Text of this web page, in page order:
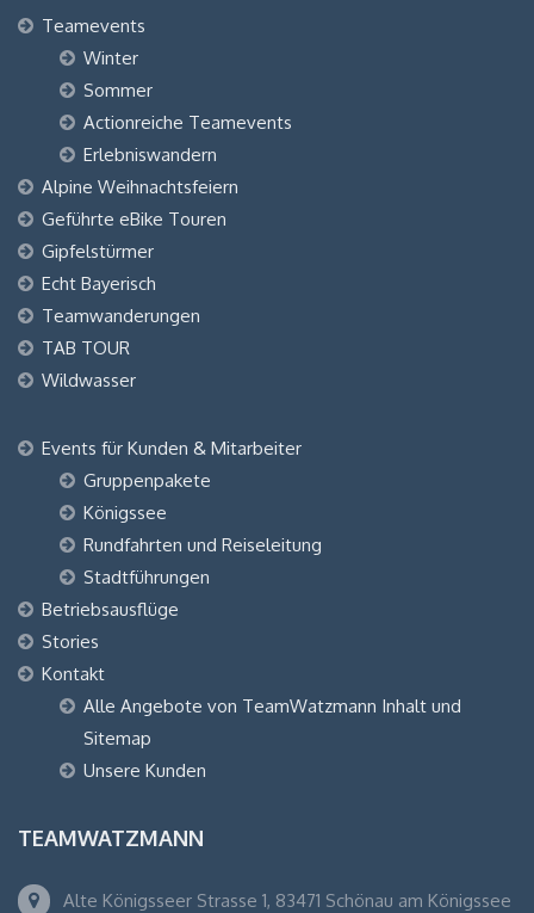
Teamevents
Winter
Sommer
Actionreiche Teamevents
Erlebniswandern
Alpine Weihnachtsfeiern
Geführte eBike Touren
Gipfelstürmer
Echt Bayerisch
Teamwanderungen
TAB TOUR
Wildwasser
Events für Kunden & Mitarbeiter
Gruppenpakete
Königssee
Rundfahrten und Reiseleitung
Stadtführungen
Betriebsausflüge
Stories
Kontakt
Alle Angebote von TeamWatzmann Inhalt und
Sitemap
Unsere Kunden
TEAMWATZMANN
Alte Königsseer Strasse 1, 83471 Schönau am Königssee